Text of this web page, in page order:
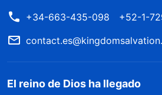
+34-663-435-098
+52-1-
El reino de Dios ha llegado